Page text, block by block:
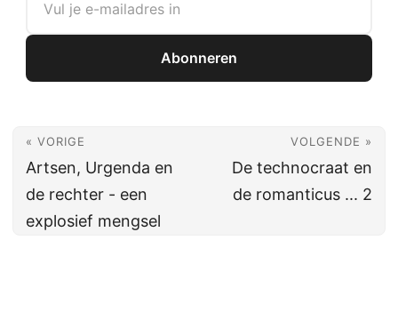
Abonneren
« VORIGE
Artsen, Urgenda en
de rechter - een
explosief mengsel
VOLGENDE »
De technocraat en
de romanticus ... 2